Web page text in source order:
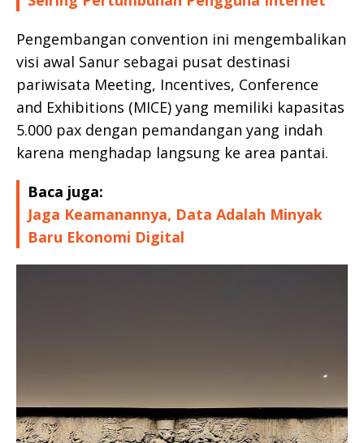
Pengembangan convention ini mengembalikan
visi awal Sanur sebagai pusat destinasi
pariwisata Meeting, Incentives, Conference
and Exhibitions (MICE) yang memiliki kapasitas
5.000 pax dengan pemandangan yang indah
karena menghadap langsung ke area pantai.
Baca juga:
Jaga Keamanannya, Data Adalah Minyak
Baru Ekonomi Digital